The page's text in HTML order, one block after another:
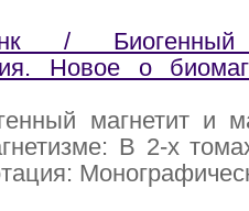
/
Новое о
магнетит и
В 2-х